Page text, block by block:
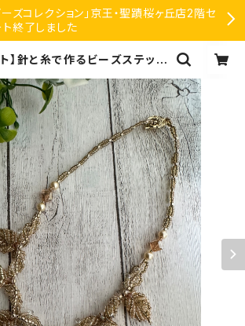
ーズコレクション」京王・聖蹟桜ヶ丘店2階セ
終了しました
ト】針と糸で作るビーズステッチ
子 | リアン